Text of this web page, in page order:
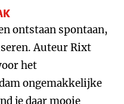
ontstaan spontaan,
Auteur Rixt
het
ongemakkelijke
je daar mooie